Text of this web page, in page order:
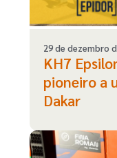
29 de dezembro
KH7
pioneiro a
Dakar